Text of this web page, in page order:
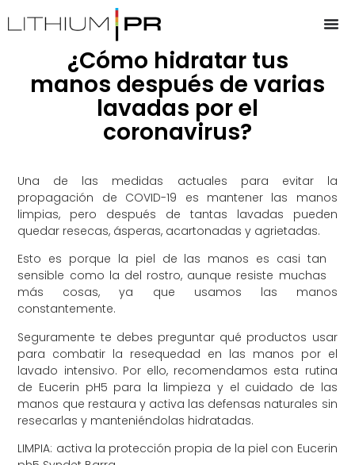
¿Cómo hidratar tus
manos después de varias
lavadas por el
coronavirus?
Una de las medidas actuales para evitar la
propagación de COVID-19 es mantener las manos
limpias, pero después de tantas lavadas pueden
quedar resecas, ásperas, acartonadas y agrietadas.
Esto es porque la piel de las manos es casi tan
sensible como la del rostro, aunque resiste muchas
más cosas, ya que usamos las manos
constantemente.
Seguramente te debes preguntar qué productos usar
para combatir la resequedad en las manos por el
lavado intensivo. Por ello, recomendamos esta rutina
de Eucerin pH5 para la limpieza y el cuidado de las
manos que restaura y activa las defensas naturales sin
resecarlas y manteniéndolas hidratadas.
LIMPIA: activa la protección propia de la piel con Eucerin